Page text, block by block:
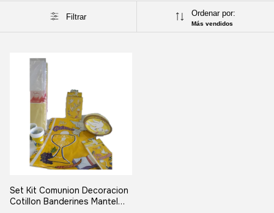
Filtrar Ordenar por:
Más vendidos
Set Kit Comunion Decoracion
Cotillon Banderines Mantel